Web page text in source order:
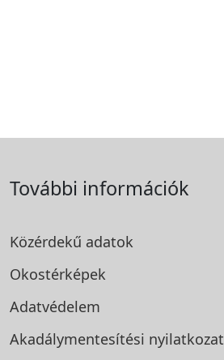
További információk
Közérdekű adatok
Okostérképek
Adatvédelem
Akadálymentesítési nyilatkozat